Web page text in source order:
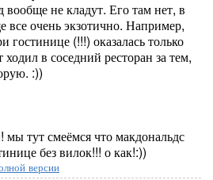
вообще не кладут. Его там нет, в
очень экзотично. Например,
гостинице (!!!) оказалась только
в соседний ресторан за тем,
:))
тут смеёмся что макдональдс
без вилок!!! о как!:))
версии